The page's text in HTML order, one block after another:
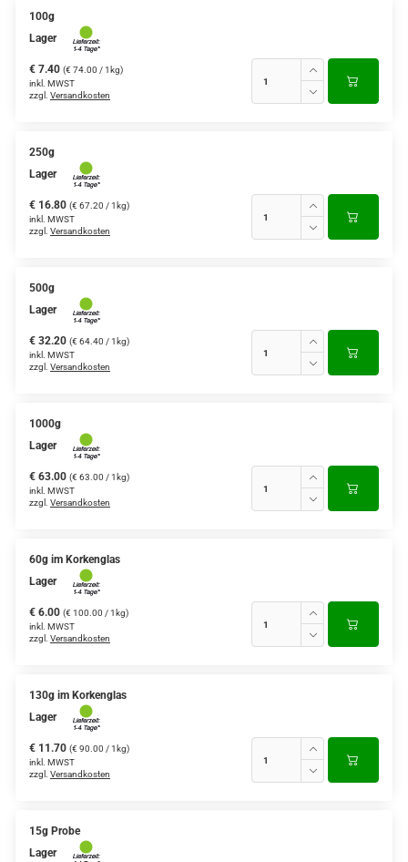
100g
Lager
€ 7.40 (€ 74.00 / 1kg)
inkl. MWST
zzgl. Versandkosten
250g
Lager
€ 16.80 (€ 67.20 / 1kg)
inkl. MWST
zzgl. Versandkosten
500g
Lager
€ 32.20 (€ 64.40 / 1kg)
inkl. MWST
zzgl. Versandkosten
1000g
Lager
€ 63.00 (€ 63.00 / 1kg)
inkl. MWST
zzgl. Versandkosten
60g im Korkenglas
Lager
€ 6.00 (€ 100.00 / 1kg)
inkl. MWST
zzgl. Versandkosten
130g im Korkenglas
Lager
€ 11.70 (€ 90.00 / 1kg)
inkl. MWST
zzgl. Versandkosten
15g Probe
Lager